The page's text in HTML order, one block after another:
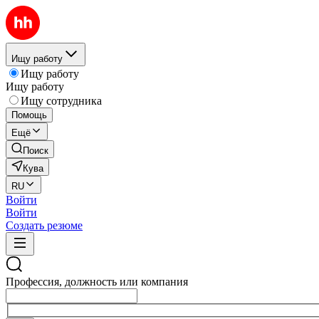
Ищу работу
Ищу работу
Ищу работу
Ищу сотрудника
Помощь
Ещё
Поиск
Кува
RU
Войти
Войти
Создать резюме
Профессия, должность или компания